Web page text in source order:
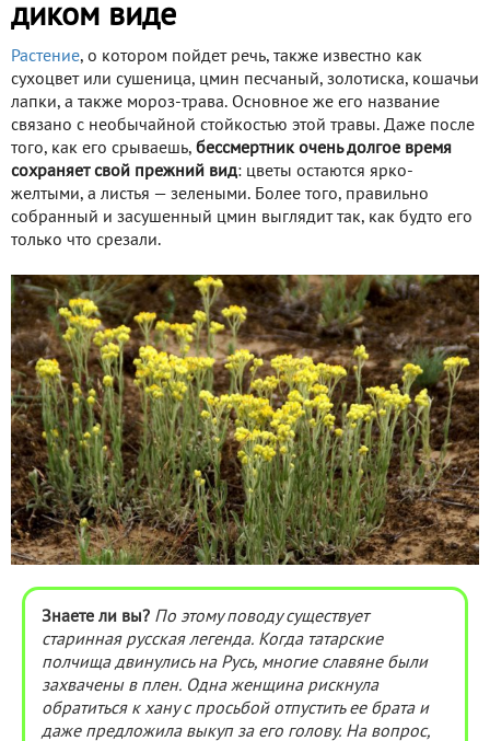
диком виде
Растение, о котором пойдет речь, также известно как
сухоцвет или сушеница, цмин песчаный, золотиска, кошачьи
лапки, а также мороз-трава. Основное же его название
связано с необычайной стойкостью этой травы. Даже после
того, как его срываешь, бессмертник очень долгое время
сохраняет свой прежний вид: цветы остаются ярко-
желтыми, а листья — зелеными. Более того, правильно
собранный и засушенный цмин выглядит так, как будто его
только что срезали.
Знаете ли вы? По этому поводу существует
старинная русская легенда. Когда татарские
полчища двинулись на Русь, многие славяне были
захвачены в плен. Одна женщина рискнула
обратиться к хану с просьбой отпустить ее брата и
даже предложила выкуп за его голову. На вопрос,